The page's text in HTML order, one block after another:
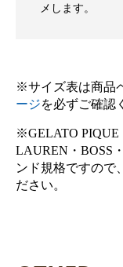
メします。
※サイズ表は商品
ージを必ずご確認
※GELATO PIQUE
LAUREN・BOSS
ンド規格ですので
ださい。